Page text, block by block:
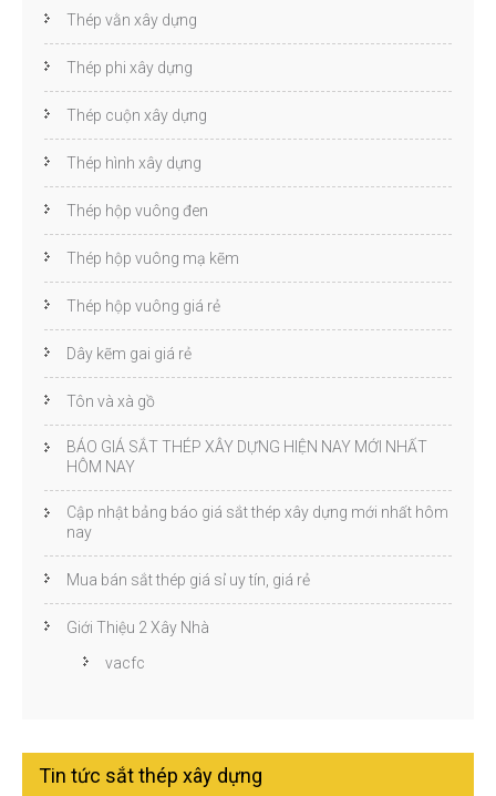
Thép vằn xây dựng
Thép phi xây dựng
Thép cuộn xây dựng
Thép hình xây dựng
Thép hộp vuông đen
Thép hộp vuông mạ kẽm
Thép hộp vuông giá rẻ
Dây kẽm gai giá rẻ
Tôn và xà gồ
BÁO GIÁ SẮT THÉP XÂY DỰNG HIỆN NAY MỚI NHẤT
HÔM NAY
Cập nhật bảng báo giá sắt thép xây dựng mới nhất hôm
nay
Mua bán sắt thép giá sỉ uy tín, giá rẻ
Giới Thiệu 2 Xây Nhà
vacfc
Tin tức sắt thép xây dựng